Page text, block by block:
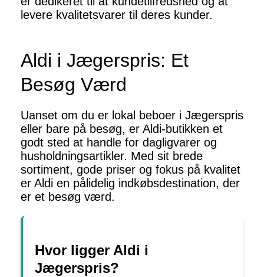
levere kvalitetsvarer til deres kunder.
Aldi i Jægerspris: Et
Besøg Værd
Uanset om du er lokal beboer i Jægerspris
eller bare på besøg, er Aldi-butikken et
godt sted at handle for dagligvarer og
husholdningsartikler. Med sit brede
sortiment, gode priser og fokus på kvalitet
er Aldi en pålidelig indkøbsdestination, der
er et besøg værd.
Hvor ligger Aldi i
Jægerspris?